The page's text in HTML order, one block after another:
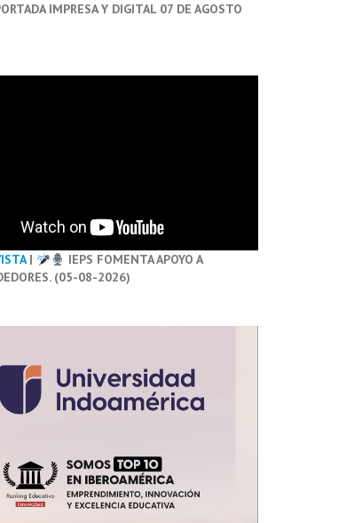
IMPRESA Y DIGITAL 07 DE AGOSTO
|
IEPS FOMENTA APOYO A
(05-08-2026)